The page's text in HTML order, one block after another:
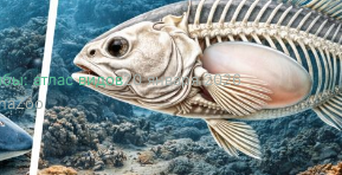
атлас видов20 января 2026